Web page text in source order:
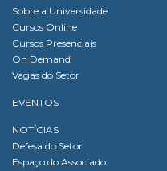
Sobre a Universidade
Cursos Online
Cursos Presenciais
On Demand
Vagas do Setor
EVENTOS
NOTÍCIAS
Defesa do Setor
Espaço do Associado